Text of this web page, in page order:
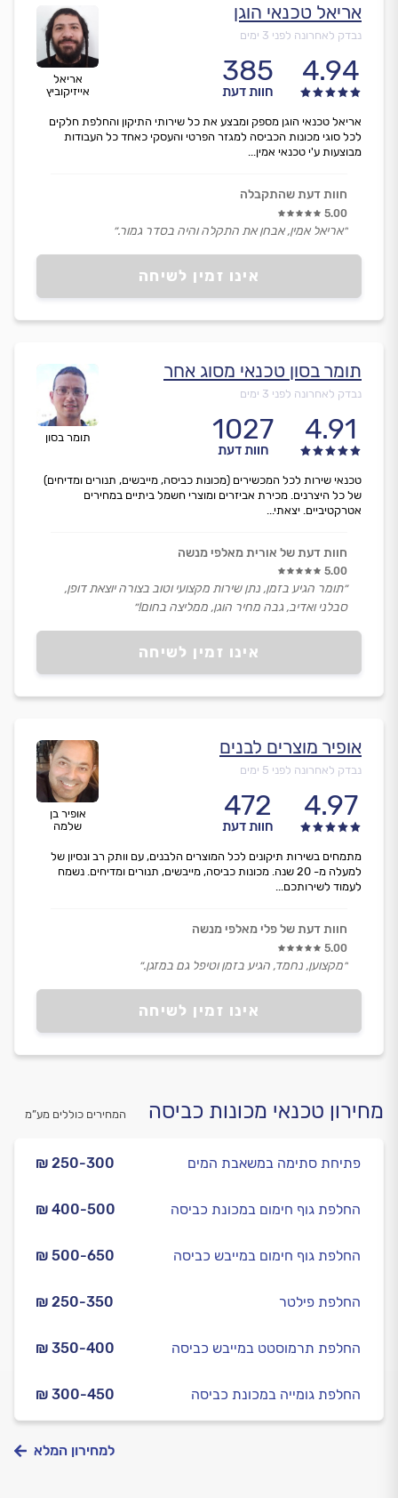
אריאל
אייזיקוביץ
אריאל טכנאי הוגן
נבדק לאחרונה לפני 3 ימים
4.94
385
חוות דעת
אינו זמין לשיחה
אריאל טכנאי הוגן מספק ומבצע את כל שירותי התיקון והחלפת חלקים
לכל סוגי מכונות הכביסה למגזר הפרטי והעסקי כאחד כל העבודות
מבוצעות ע'י טכנאי אמין...
חוות דעת שהתקבלה
5.00
״אריאל אמין, אבחן את התקלה והיה בסדר גמור.״
תומר בסון
תומר בסון טכנאי מסוג אחר
נבדק לאחרונה לפני 3 ימים
4.91
1027
חוות דעת
אינו זמין לשיחה
טכנאי שירות לכל המכשירים (מכונות כביסה, מייבשים, תנורים ומדיחים)
של כל היצרנים. מכירת אביזרים ומוצרי חשמל ביתיים במחירים
אטרקטיביים. יצאתי...
חוות דעת של אורית מאלפי מנשה
5.00
״תומר הגיע בזמן, נתן שירות מקצועי וטוב בצורה יוצאת דופן,
סבלני ואדיב, גבה מחיר הוגן, ממליצה בחום!״
אופיר בן
שלמה
אופיר מוצרים לבנים
נבדק לאחרונה לפני 5 ימים
4.97
472
חוות דעת
אינו זמין לשיחה
מתמחים בשירות תיקונים לכל המוצרים הלבנים, עם וותק רב ונסיון של
למעלה מ- 20 שנה. מכונות כביסה, מייבשים, תנורים ומדיחים. נשמח
לעמוד לשירותכם...
חוות דעת של פלי מאלפי מנשה
5.00
״מקצוען, נחמד, הגיע בזמן וטיפל גם במזגן.״
מחירון טכנאי מכונות כביסה המחירים כוללים מע”מ
₪ 250-300 פתיחת סתימה במשאבת המים
₪ 400-500 החלפת גוף חימום במכונת כביסה
₪ 500-650 החלפת גוף חימום במייבש כביסה
₪ 250-350 החלפת פילטר
₪ 350-400 החלפת תרמוסטט במייבש כביסה
₪ 300-450 החלפת גומייה במכונת כביסה
למחירון המלא